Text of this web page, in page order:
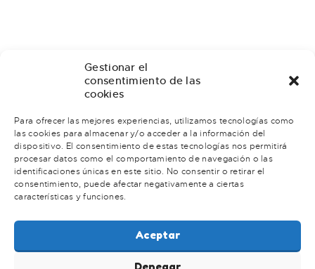
Gestionar el
consentimiento de las
cookies
Para ofrecer las mejores experiencias, utilizamos tecnologías como
las cookies para almacenar y/o acceder a la información del
dispositivo. El consentimiento de estas tecnologías nos permitirá
procesar datos como el comportamiento de navegación o las
identificaciones únicas en este sitio. No consentir o retirar el
consentimiento, puede afectar negativamente a ciertas
características y funciones.
Aceptar
Todas nuestras novedades en tu
e-mail
Suscríbete a nuestro Newsletter
[mc4wp_form id="357"]